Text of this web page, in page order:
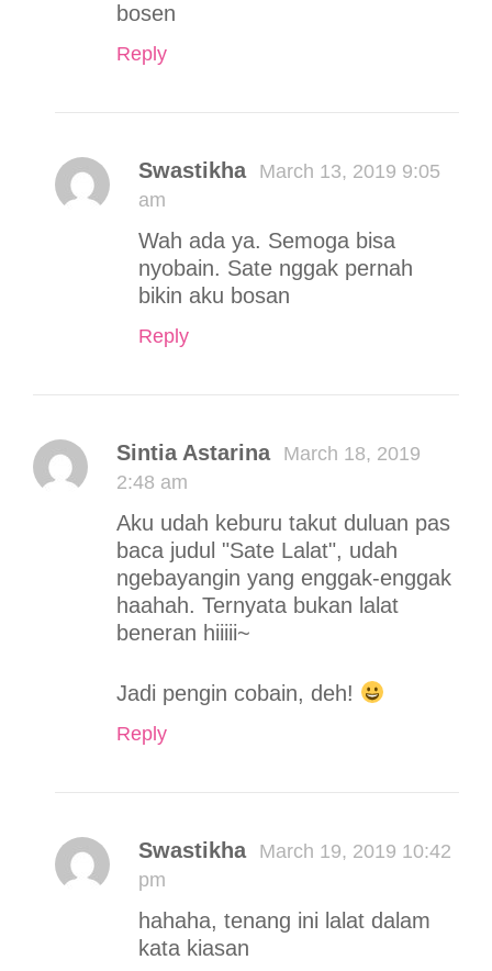
bosen
Reply
Swastikha
March 13, 2019 9:05
am
Wah ada ya. Semoga bisa
nyobain. Sate nggak pernah
bikin aku bosan
Reply
Sintia Astarina
March 18, 2019
2:48 am
Aku udah keburu takut duluan pas
baca judul "Sate Lalat", udah
ngebayangin yang enggak-enggak
haahah. Ternyata bukan lalat
beneran hiiiii~
Jadi pengin cobain, deh!
Reply
Swastikha
March 19, 2019 10:42
pm
hahaha, tenang ini lalat dalam
kata kiasan